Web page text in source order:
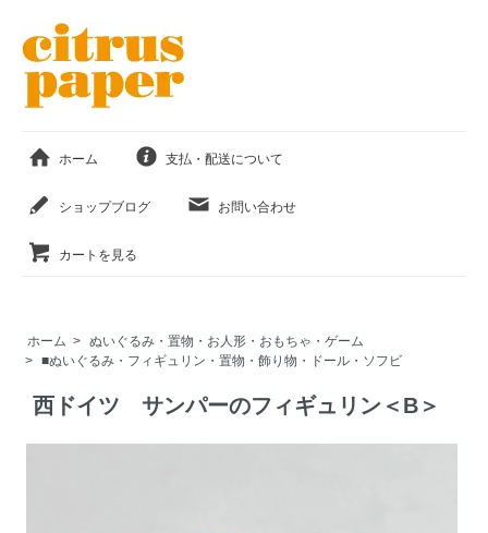
ホーム 支払・配送について
ショップブログ お問い合わせ
カートを見る
ホーム > ぬいぐるみ・置物・お人形・おもちゃ・ゲーム
> ■ぬいぐるみ・フィギュリン・置物・飾り物・ドール・ソフビ
西ドイツ サンパーのフィギュリン＜B＞